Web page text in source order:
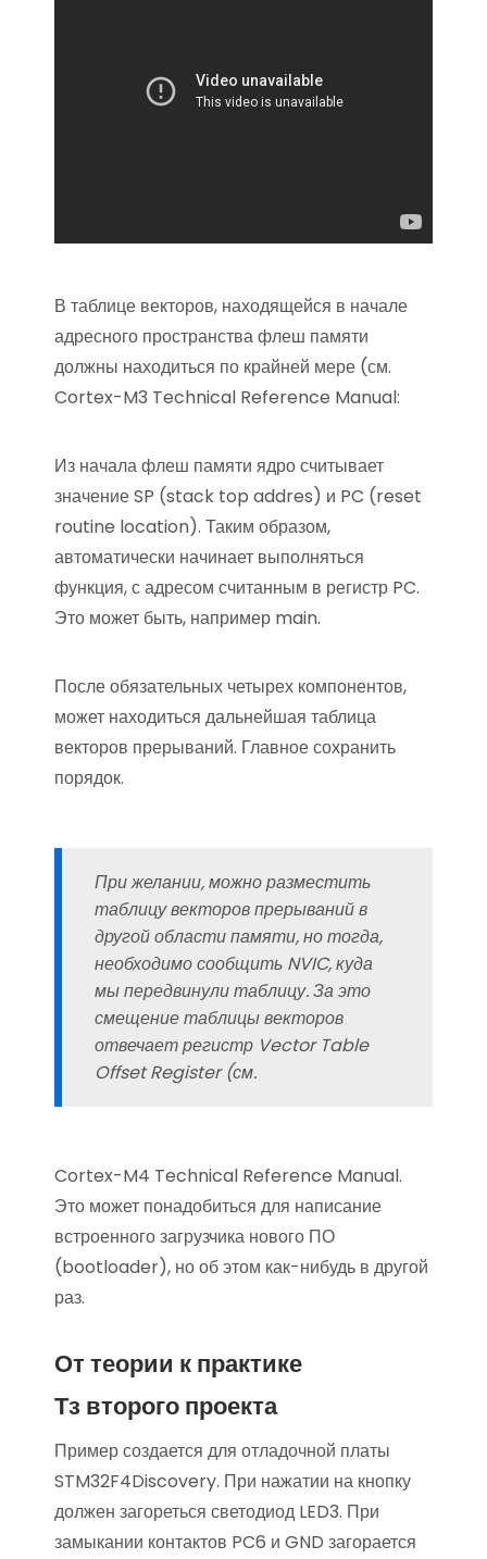
В таблице векторов, находящейся в начале
адресного пространства флеш памяти
должны находиться по крайней мере (см.
Cortex-M3 Technical Reference Manual:
Из начала флеш памяти ядро считывает
значение SP (stack top addres) и PC (reset
routine location). Таким образом,
автоматически начинает выполняться
функция, с адресом считанным в регистр PC.
Это может быть, например main.
После обязательных четырех компонентов,
может находиться дальнейшая таблица
векторов прерываний. Главное сохранить
порядок.
При желании, можно разместить
таблицу векторов прерываний в
другой области памяти, но тогда,
необходимо сообщить NVIC, куда
мы передвинули таблицу. За это
смещение таблицы векторов
отвечает регистр Vector Table
Offset Register(см.
Cortex-M4 Technical Reference Manual.
Это может понадобиться для написание
встроенного загрузчика нового ПО
(bootloader), но об этом как-нибудь в другой
раз.
От теории к практике
Тз второго проекта
Пример создается для отладочной платы
STM32F4Discovery. При нажатии на кнопку
должен загореться светодиод LED3. При
замыкании контактов PC6 и GND загорается